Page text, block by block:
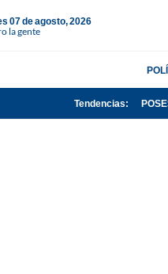
07 de agosto, 2026
la gente
Tendencias: